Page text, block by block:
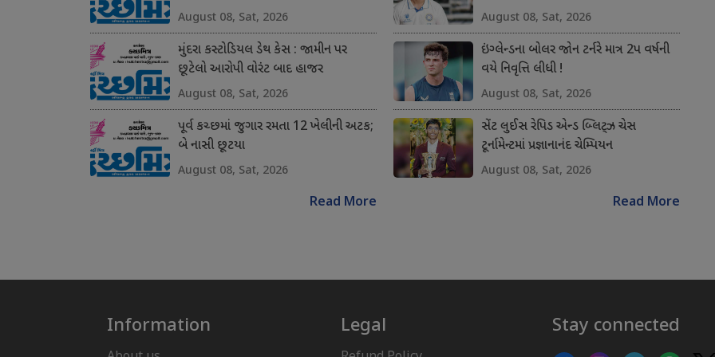
August 08, Sat, 2026
મુંદરા કસ્ટોડિયલ ડેથ કેસ : જામીન પર
છૂટેલો આરોપી વોરંટ બાદ હાજર
August 08, Sat, 2026
પૂર્વ કચ્છમાં જુગાર રમતા 12 ખેલીની અટક;
બે નાસી છૂટયા
August 08, Sat, 2026
Read More
August 08, Sat, 2026
ઇંગ્લેન્ડના બોલર જોન ટર્નરે માત્ર 2પ વર્ષની
વયે નિવૃત્તિ લીધી !
August 08, Sat, 2026
સેંટ લુઈસ રેપિડ એન્ડ બ્લિટ્ઝ ચેસ
ટૂર્નામેન્ટમાં પ્રજ્ઞાનાનંદ ચેમ્પિયન
August 08, Sat, 2026
Read More
Information Legal Stay connected